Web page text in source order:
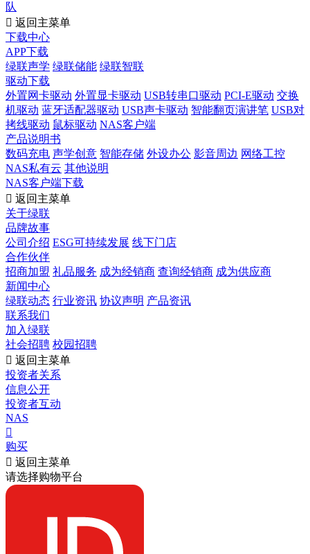
队
 返回主菜单
下载中心
APP下载
绿联声学 绿联储能 绿联智联
驱动下载
外置网卡驱动 外置显卡驱动 USB转串口驱动 PCI-E驱动 交换
机驱动 蓝牙适配器驱动 USB声卡驱动 智能翻页演讲笔 USB对
拷线驱动 鼠标驱动 NAS客户端
产品说明书
数码充电 声学创意 智能存储 外设办公 影音周边 网络工控
NAS私有云 其他说明
NAS客户端下载
 返回主菜单
关于绿联
品牌故事
公司介绍 ESG可持续发展 线下门店
合作伙伴
招商加盟 礼品服务 成为经销商 查询经销商 成为供应商
新闻中心
绿联动态 行业资讯 协议声明 产品资讯
联系我们
加入绿联
社会招聘 校园招聘
 返回主菜单
投资者关系
信息公开
投资者互动
NAS

购买
 返回主菜单
请选择购物平台